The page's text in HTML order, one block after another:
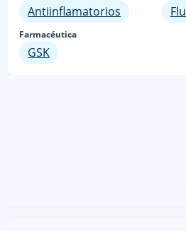
Antiinflamatorios
Farmacéutica
GSK